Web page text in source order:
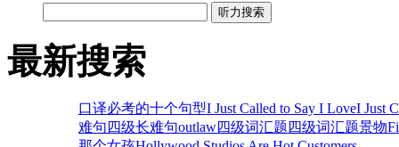
听力搜索
最新搜索
口译必考的十个句型I Just Called to Say I LoveI Just
难句 四级长难句outlaw四级词汇题 四级词汇题景物